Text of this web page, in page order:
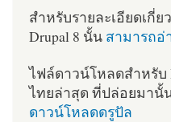
สำหรับรายละเอียดเกี่
Drupal 8 นั้น สามารถ
ไฟล์ดาวน์โหลดสำหรับ
ไทยล่าสุด ที่ปล่อยมานั้
ดาวน์โหลดดรูปัล